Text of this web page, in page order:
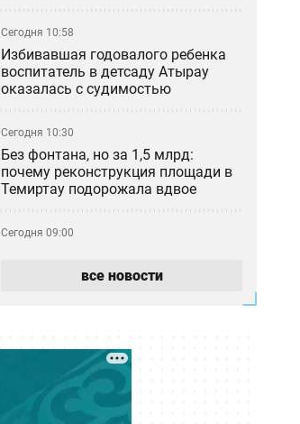
Сегодня 10:58
Избивавшая годовалого ребенка
воспитатель в детсаду Атырау
оказалась с судимостью
Сегодня 10:30
Без фонтана, но за 1,5 млрд:
почему реконструкция площади в
Темиртау подорожала вдвое
Сегодня 09:00
ужинать тяжёлой пищей без вреда
Жарко и сухо: прогноз погоды на 9
все новости